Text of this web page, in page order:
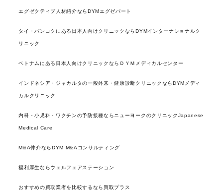
エグゼクティブ人材紹介ならDYMエグゼパート
タイ・バンコクにある日本人向けクリニックならDYMインターナショナルク
リニック
ベトナムにある日本人向けクリニックならＤＹＭメディカルセンター
インドネシア・ジャカルタの一般外来・健康診断クリニックならDYMメディ
カルクリニック
内科・小児科・ワクチンの予防接種ならニューヨークのクリニックJapanese
Medical Care
M&A仲介ならDYM M&Aコンサルティング
福利厚生ならウェルフェアステーション
おすすめの買取業者を比較するなら買取プラス